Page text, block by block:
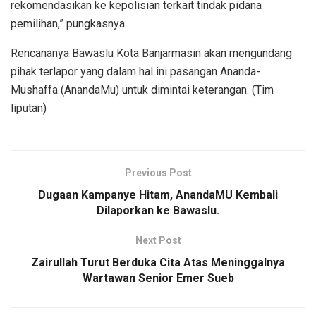
rekomendasikan ke kepolisian terkait tindak pidana
pemilihan,” pungkasnya.
Rencananya Bawaslu Kota Banjarmasin akan mengundang
pihak terlapor yang dalam hal ini pasangan Ananda-
Mushaffa (AnandaMu) untuk dimintai keterangan. (Tim
liputan)
Previous Post
Dugaan Kampanye Hitam, AnandaMU Kembali
Dilaporkan ke Bawaslu.
Next Post
Zairullah Turut Berduka Cita Atas Meninggalnya
Wartawan Senior Emer Sueb